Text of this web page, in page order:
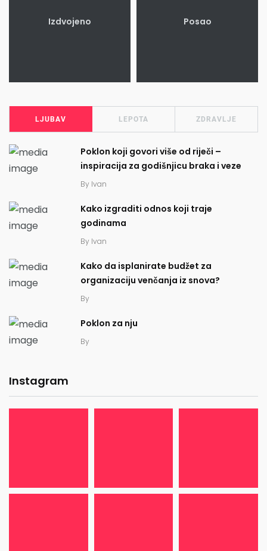
Izdvojeno Posao
LJUBAV LEPOTA ZDRAVLJE
Poklon koji govori više od riječi –
inspiracija za godišnjicu braka i veze
By Ivan
Kako izgraditi odnos koji traje
godinama
By Ivan
Kako da isplanirate budžet za
organizaciju venčanja iz snova?
By
Poklon za nju
By
Instagram